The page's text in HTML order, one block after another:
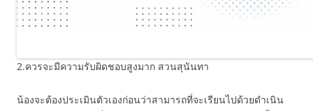
2.ควรจะมีความรับผิดชอบสูงมาก สวนสุนันทา
น้องจะต้องประเมินตัวเองก่อนว่าสามารถที่จะเรียนไปด้วยดำเนิน